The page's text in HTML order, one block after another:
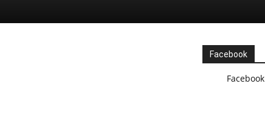
Facebook
Facebook